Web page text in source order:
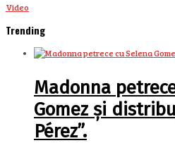
Video
Trending
Madonna
Gomez și
Pérez”.